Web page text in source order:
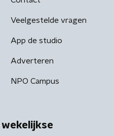
Veelgestelde vragen
App de studio
Adverteren
NPO Campus